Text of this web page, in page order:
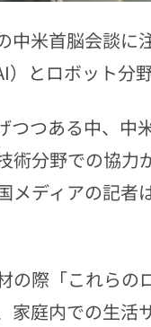
中米首脳会談
とロボット分
つつある中、中
術分野での協
メディアの記
の際「これら
家庭内での生